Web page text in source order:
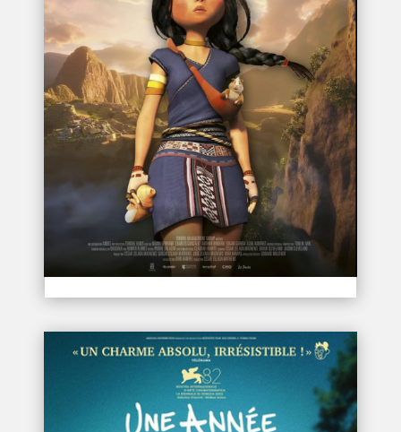
KAYARA PRINCESSE INCA